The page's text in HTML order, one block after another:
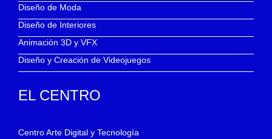
Diseño de Moda
Diseño de Interiores
Animación 3D y VFX
Diseño y Creación de Videojuegos
EL CENTRO
Centro Arte Digital y Tecnología